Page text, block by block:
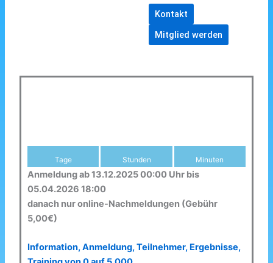
Kontakt
Mitglied werden
Tage Stunden Minuten
Anmeldung ab 13.12.2025 00:00 Uhr bis
05.04.2026 18:00
danach nur online-Nachmeldungen (Gebühr
5,00€)
Information, Anmeldung, Teilnehmer, Ergebnisse,